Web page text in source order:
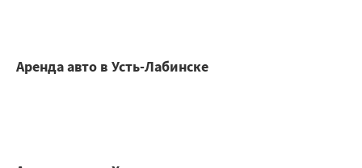
Аренда авто в Усть-Лабинске